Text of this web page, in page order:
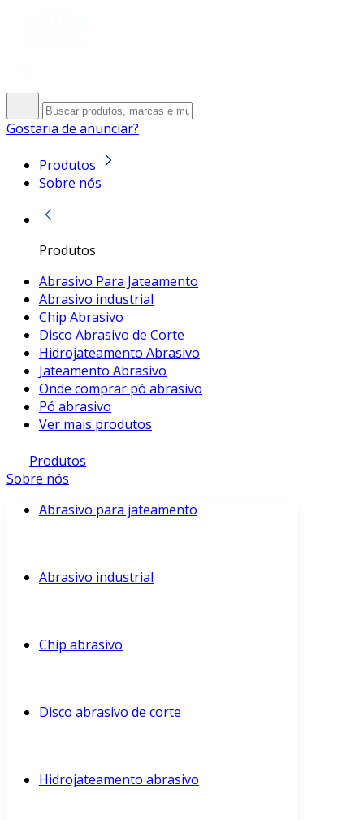
Gostaria de anunciar?
Produtos
Sobre nós
Produtos
Abrasivo Para Jateamento
Abrasivo industrial
Chip Abrasivo
Disco Abrasivo de Corte
Hidrojateamento Abrasivo
Jateamento Abrasivo
Onde comprar pó abrasivo
Pó abrasivo
Ver mais produtos
Produtos
Sobre nós
Abrasivo para jateamento
Abrasivo industrial
Chip abrasivo
Disco abrasivo de corte
Hidrojateamento abrasivo